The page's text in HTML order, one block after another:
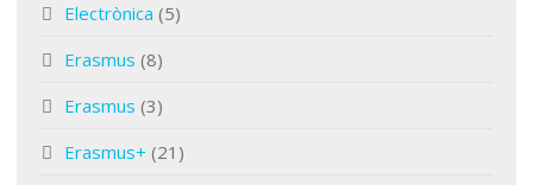
Electrònica (5)
Erasmus (8)
Erasmus (3)
Erasmus+ (21)